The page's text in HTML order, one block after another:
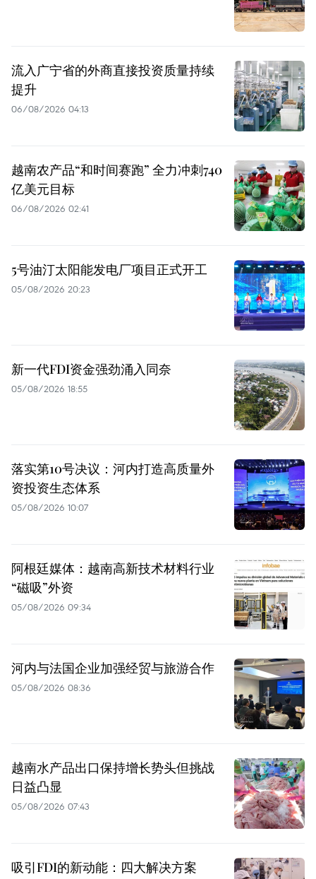
流入广宁省的外商直接投资质量持续
提升
06/08/2026 04:13
越南农产品“和时间赛跑” 全力冲刺740
亿美元目标
06/08/2026 02:41
5号油汀太阳能发电厂项目正式开工
05/08/2026 20:23
新一代FDI资金强劲涌入同奈
05/08/2026 18:55
落实第10号决议：河内打造高质量外
资投资生态体系
05/08/2026 10:07
阿根廷媒体：越南高新技术材料行业
“磁吸”外资
05/08/2026 09:34
河内与法国企业加强经贸与旅游合作
05/08/2026 08:36
越南水产品出口保持增长势头但挑战
日益凸显
05/08/2026 07:43
吸引FDI的新动能：四大解决方案